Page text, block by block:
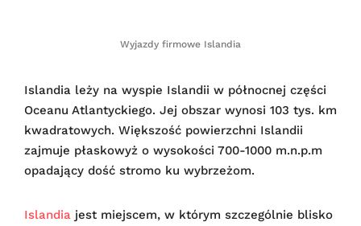
Wyjazdy firmowe Islandia
Islandia leży na wyspie Islandii w północnej części
Oceanu Atlantyckiego. Jej obszar wynosi 103 tys. km
kwadratowych. Większość powierzchni Islandii
zajmuje płaskowyż o wysokości 700-1000 m.n.p.m
opadający dość stromo ku wybrzeżom.
Islandia jest miejscem, w którym szczególnie blisko